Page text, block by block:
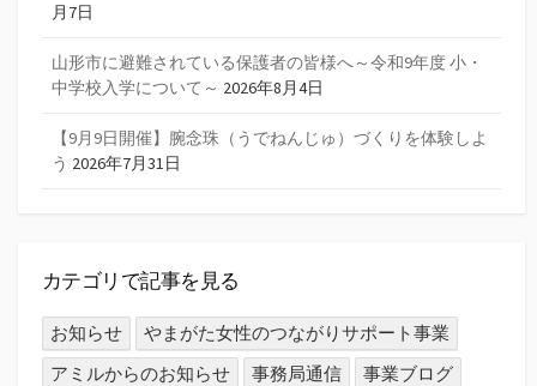
月7日
山形市に避難されている保護者の皆様へ～令和9年度 小・
中学校入学について～ 2026年8月4日
【9月9日開催】腕念珠（うでねんじゅ）づくりを体験しよ
う 2026年7月31日
カテゴリで記事を見る
お知らせ
やまがた女性のつながりサポート事業
アミルからのお知らせ
事務局通信
事業ブログ